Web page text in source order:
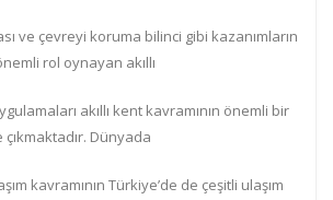
ve çevreyi koruma bilinci gibi kazanımların
rol oynayan akıllı
akıllı kent kavramının önemli bir
Dünyada
kavramının Türkiye’de de çeşitli ulaşım